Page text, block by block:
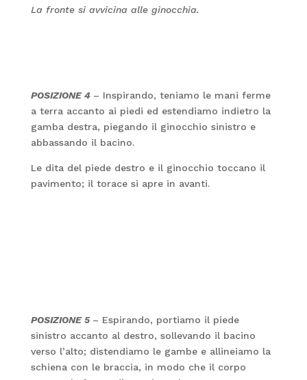
La fronte si avvicina alle ginocchia.
POSIZIONE 4 – Inspirando, teniamo le mani ferme
a terra accanto ai piedi ed estendiamo indietro la
gamba destra, piegando il ginocchio sinistro e
abbassando il bacino.
Le dita del piede destro e il ginocchio toccano il
pavimento; il torace si apre in avanti.
POSIZIONE 5 – Espirando, portiamo il piede
sinistro accanto al destro, sollevando il bacino
verso l’alto; distendiamo le gambe e allineiamo la
schiena con le braccia, in modo che il corpo